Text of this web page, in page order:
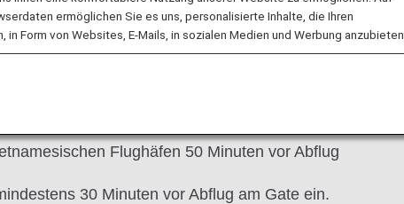
Flughäfen 50 Minuten vor Abflug
30 Minuten vor Abflug am Gate ein.
ermöglichen Sie es uns, personalisierte Inhalte, die Ihren
Form von Websites, E-Mails, in sozialen Medien und Werbung anzubieten.